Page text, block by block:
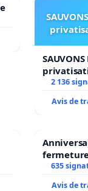
2 136
Avis de
635
Avis de